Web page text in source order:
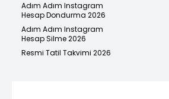
Adım Adım Instagram
Hesap Dondurma 2026
Adım Adım Instagram
Hesap Silme 2026
Resmi Tatil Takvimi 2026